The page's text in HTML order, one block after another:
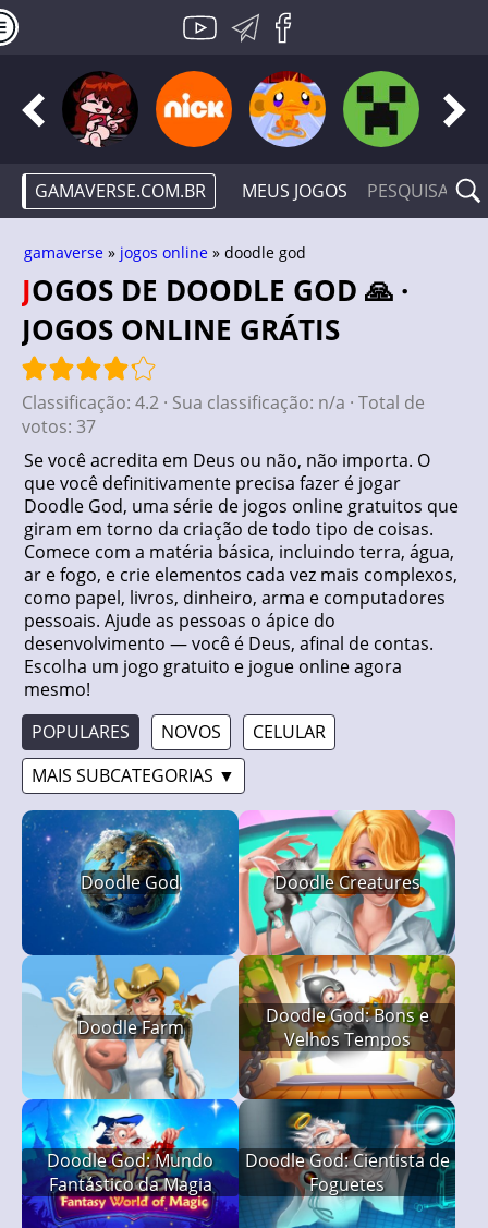
GAMAVERSE.COM.BR MEUS JOGOS
gamaverse » jogos online » doodle god
JOGOS DE DOODLE GOD 🙏 ·
JOGOS ONLINE GRÁTIS
Classificação: 4.2 · Sua classificação: n/a · Total de
votos: 37
Se você acredita em Deus ou não, não importa. O
que você definitivamente precisa fazer é jogar
Doodle God, uma série de jogos online gratuitos que
giram em torno da criação de todo tipo de coisas.
Comece com a matéria básica, incluindo terra, água,
ar e fogo, e crie elementos cada vez mais complexos,
como papel, livros, dinheiro, arma e computadores
pessoais. Ajude as pessoas o ápice do
desenvolvimento — você é Deus, afinal de contas.
Escolha um jogo gratuito e jogue online agora
mesmo!
POPULARES
NOVOS
CELULAR
MAIS SUBCATEGORIAS ▼
Doodle God Doodle Creatures
Doodle Farm
Doodle God: Bons e
Velhos Tempos
Doodle God: Mundo
Fantástico da Magia
Doodle God: Cientista de
Foguetes